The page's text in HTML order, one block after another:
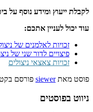
לקבלת ייעוץ ומידע נוסף על
עוד יכול לעניין אתכם:
זכויות לאלמנים של
פיצויים לדור שני של
זכויות צאצאי ניצולים
פוסט מאתsiewer פורסם
ניווט בפוסטים